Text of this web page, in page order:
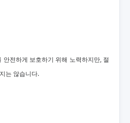
전하게 보호하기 위해 노력하지만, 절
는 않습니다.